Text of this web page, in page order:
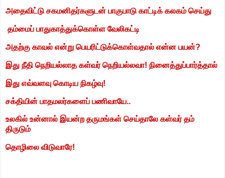
அதைவிட்டு சகமனிதர்களுடன் பாகுபாடு காட்டிக் கலகம் செய்து
தம்மைப் பாதுகாத்துக்கொள்ள வேலிகட்டி
அதற்கு காவல் என்று பெயரிட்டுக்கொள்வதால் என்ன பயன்?
இது நீதி நெறியல்லாத கள்வர் நெறியல்லவா! நினைத்துப்பார்த்தால்
இது எவ்வளவு கொடிய நிகழ்வு!
சக்தியின் பாதமலர்களைப் பணிவாயே..
உலகில் உன்னால் இயன்ற தருமங்கள் செய்தாலே கள்வர் தம்
திருடும்
தொழிலை விடுவாரே!